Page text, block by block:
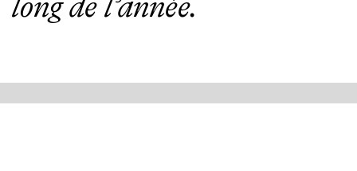
long de l’année.